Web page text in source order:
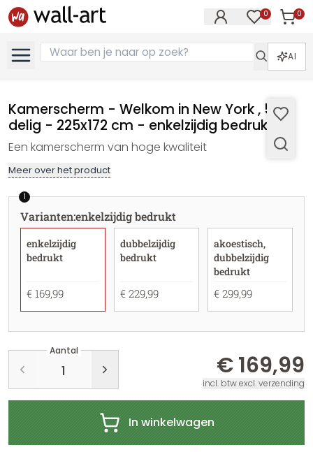
0 0
AI
Kamerscherm - Welkom in New York , 5-
delig - 225x172 cm - enkelzijdig bedrukt
Een kamerscherm van hoge kwaliteit
Meer over het product
1
Varianten:enkelzijdig bedrukt
enkelzijdig
bedrukt
€ 169,99
dubbelzijdig
bedrukt
€ 229,99
akoestisch,
dubbelzijdig
bedrukt
€ 299,99
Aantal
€ 169,99
incl. btw excl. verzending
In winkelwagen